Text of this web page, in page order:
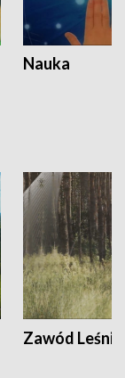
Nauka
Zawód Leśnik